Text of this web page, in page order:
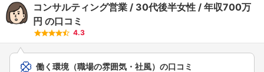
コンサルティング営業 30代後半女性
年収700万
円 の口コミ
4.3
働く環境（職場の雰囲気・社風）の口コミ